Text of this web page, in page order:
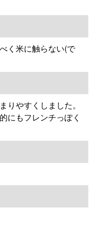
く米に触らない(で
りやすくしました。
にもフレンチっぽく